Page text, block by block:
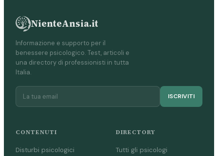
NienteAnsia.it
Informazione e supporto per il
benessere psicologico. Test, articoli e
una directory di professionisti in tutta
Italia.
ISCRIVITI
CONTENUTI
Disturbi psicologici
DIRECTORY
Tutti gli psicologi